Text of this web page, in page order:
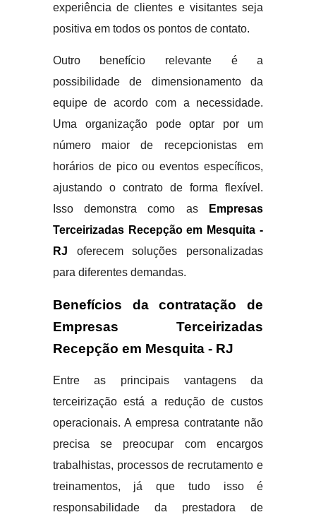
experiência de clientes e visitantes seja
positiva em todos os pontos de contato.
Outro benefício relevante é a
possibilidade de dimensionamento da
equipe de acordo com a necessidade.
Uma organização pode optar por um
número maior de recepcionistas em
horários de pico ou eventos específicos,
ajustando o contrato de forma flexível.
Isso demonstra como as
Empresas
Terceirizadas Recepção em Mesquita -
RJ oferecem soluções personalizadas
para diferentes demandas.
Benefícios da contratação de
Empresas Terceirizadas
Recepção em Mesquita - RJ
Entre as principais vantagens da
terceirização está a redução de custos
operacionais. A empresa contratante não
precisa se preocupar com encargos
trabalhistas, processos de recrutamento e
treinamentos, já que tudo isso é
responsabilidade da prestadora de